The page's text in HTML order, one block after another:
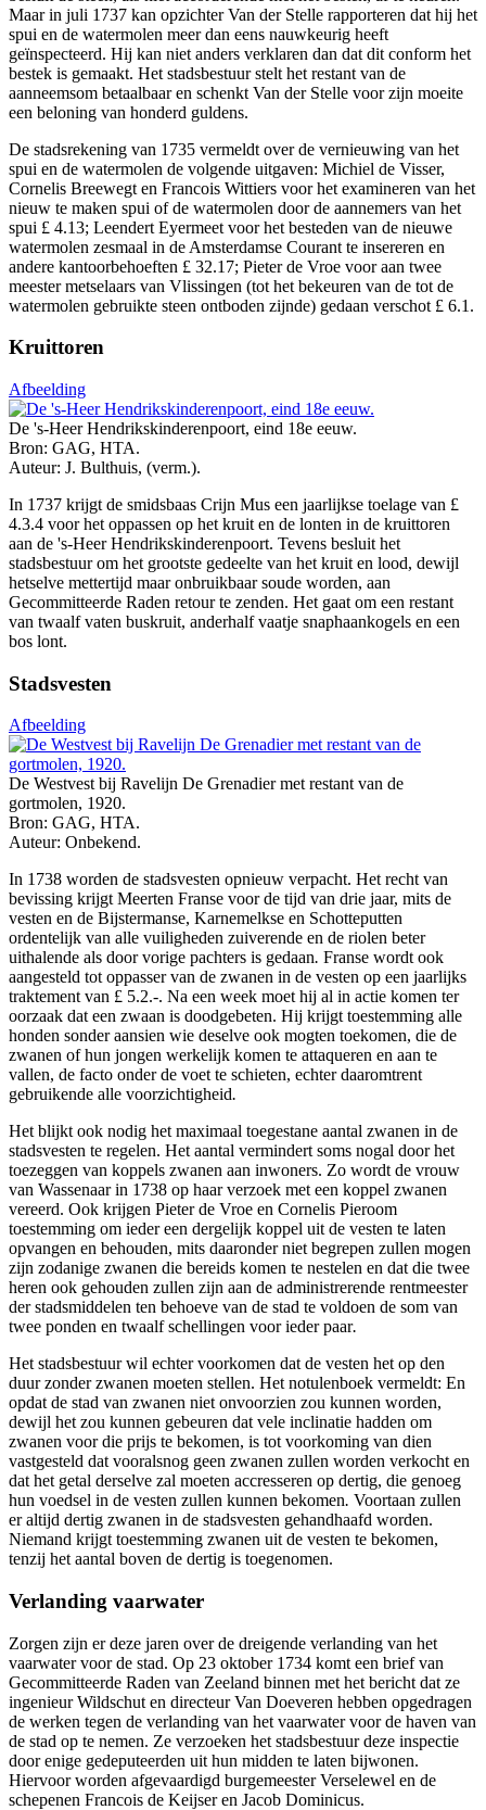
Maar in juli 1737 kan opzichter Van der Stelle rapporteren dat hij het
spui en de watermolen meer dan eens nauwkeurig heeft
geïnspecteerd. Hij kan niet anders verklaren dan dat dit conform het
bestek is gemaakt. Het stadsbestuur stelt het restant van de
aanneemsom betaalbaar en schenkt Van der Stelle voor zijn moeite
een beloning van honderd guldens.
De stadsrekening van 1735 vermeldt over de vernieuwing van het
spui en de watermolen de volgende uitgaven: Michiel de Visser,
Cornelis Breewegt en Francois Wittiers voor het examineren van het
nieuw te maken spui of de watermolen door de aannemers van het
spui £ 4.13; Leendert Eyermeet voor het besteden van de nieuwe
watermolen zesmaal in de Amsterdamse Courant te insereren en
andere kantoorbehoeften £ 32.17; Pieter de Vroe voor aan twee
meester metselaars van Vlissingen (tot het bekeuren van de tot de
watermolen gebruikte steen ontboden zijnde) gedaan verschot £ 6.1.
Kruittoren
Afbeelding
De 's-Heer Hendrikskinderenpoort, eind 18e eeuw.
Bron: GAG, HTA.
Auteur: J. Bulthuis, (verm.).
In 1737 krijgt de smidsbaas Crijn Mus een jaarlijkse toelage van £
4.3.4 voor het oppassen op het kruit en de lonten in de kruittoren
aan de 's-Heer Hendrikskinderenpoort. Tevens besluit het
stadsbestuur om het grootste gedeelte van het kruit en lood, dewijl
hetselve mettertijd maar onbruikbaar soude worden, aan
Gecommitteerde Raden retour te zenden. Het gaat om een restant
van twaalf vaten buskruit, anderhalf vaatje snaphaankogels en een
bos lont.
Stadsvesten
Afbeelding
De Westvest bij Ravelijn De Grenadier met restant van de
gortmolen, 1920.
Bron: GAG, HTA.
Auteur: Onbekend.
In 1738 worden de stadsvesten opnieuw verpacht. Het recht van
bevissing krijgt Meerten Franse voor de tijd van drie jaar, mits de
vesten en de Bijstermanse, Karnemelkse en Schotteputten
ordentelijk van alle vuiligheden zuiverende en de riolen beter
uithalende als door vorige pachters is gedaan. Franse wordt ook
aangesteld tot oppasser van de zwanen in de vesten op een jaarlijks
traktement van £ 5.2.-. Na een week moet hij al in actie komen ter
oorzaak dat een zwaan is doodgebeten. Hij krijgt toestemming alle
honden sonder aansien wie deselve ook mogten toekomen, die de
zwanen of hun jongen werkelijk komen te attaqueren en aan te
vallen, de facto onder de voet te schieten, echter daaromtrent
gebruikende alle voorzichtigheid.
Het blijkt ook nodig het maximaal toegestane aantal zwanen in de
stadsvesten te regelen. Het aantal vermindert soms nogal door het
toezeggen van koppels zwanen aan inwoners. Zo wordt de vrouw
van Wassenaar in 1738 op haar verzoek met een koppel zwanen
vereerd. Ook krijgen Pieter de Vroe en Cornelis Pieroom
toestemming om ieder een dergelijk koppel uit de vesten te laten
opvangen en behouden, mits daaronder niet begrepen zullen mogen
zijn zodanige zwanen die bereids komen te nestelen en dat die twee
heren ook gehouden zullen zijn aan de administrerende rentmeester
der stadsmiddelen ten behoeve van de stad te voldoen de som van
twee ponden en twaalf schellingen voor ieder paar.
Het stadsbestuur wil echter voorkomen dat de vesten het op den
duur zonder zwanen moeten stellen. Het notulenboek vermeldt: En
opdat de stad van zwanen niet onvoorzien zou kunnen worden,
dewijl het zou kunnen gebeuren dat vele inclinatie hadden om
zwanen voor die prijs te bekomen, is tot voorkoming van dien
vastgesteld dat vooralsnog geen zwanen zullen worden verkocht en
dat het getal derselve zal moeten accresseren op dertig, die genoeg
hun voedsel in de vesten zullen kunnen bekomen. Voortaan zullen
er altijd dertig zwanen in de stadsvesten gehandhaafd worden.
Niemand krijgt toestemming zwanen uit de vesten te bekomen,
tenzij het aantal boven de dertig is toegenomen.
Verlanding vaarwater
Zorgen zijn er deze jaren over de dreigende verlanding van het
vaarwater voor de stad. Op 23 oktober 1734 komt een brief van
Gecommitteerde Raden van Zeeland binnen met het bericht dat ze
ingenieur Wildschut en directeur Van Doeveren hebben opgedragen
de werken tegen de verlanding van het vaarwater voor de haven van
de stad op te nemen. Ze verzoeken het stadsbestuur deze inspectie
door enige gedeputeerden uit hun midden te laten bijwonen.
Hiervoor worden afgevaardigd burgemeester Verselewel en de
schepenen Francois de Keijser en Jacob Dominicus.